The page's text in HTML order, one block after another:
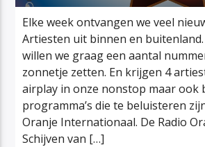
Elke week ontvangen we veel
Artiesten uit binnen en
willen we graag een aantal
zonnetje zetten. En krijgen 4
airplay in onze nonstop maar ook
programma’s die te beluisteren
Oranje Internationaal. De Radio
Schijven van […]